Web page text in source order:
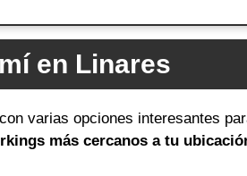
en Linares
varias opciones interesantes
más cercanos a tu